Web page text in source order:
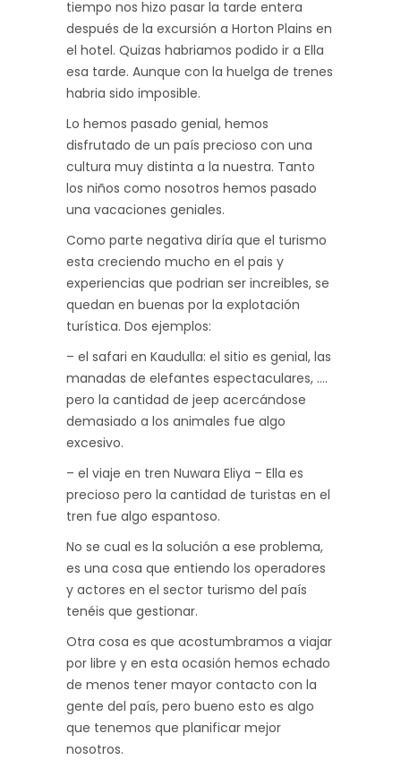
tiempo nos hizo pasar la tarde entera
después de la excursión a Horton Plains en
el hotel. Quizas habriamos podido ir a Ella
esa tarde. Aunque con la huelga de trenes
habria sido imposible.
Lo hemos pasado genial, hemos
disfrutado de un país precioso con una
cultura muy distinta a la nuestra. Tanto
los niños como nosotros hemos pasado
una vacaciones geniales.
Como parte negativa diría que el turismo
esta creciendo mucho en el pais y
experiencias que podrian ser increibles, se
quedan en buenas por la explotación
turística. Dos ejemplos:
– el safari en Kaudulla: el sitio es genial, las
manadas de elefantes espectaculares, ….
pero la cantidad de jeep acercándose
demasiado a los animales fue algo
excesivo.
– el viaje en tren Nuwara Eliya – Ella es
precioso pero la cantidad de turistas en el
tren fue algo espantoso.
No se cual es la solución a ese problema,
es una cosa que entiendo los operadores
y actores en el sector turismo del país
tenéis que gestionar.
Otra cosa es que acostumbramos a viajar
por libre y en esta ocasión hemos echado
de menos tener mayor contacto con la
gente del país, pero bueno esto es algo
que tenemos que planificar mejor
nosotros.